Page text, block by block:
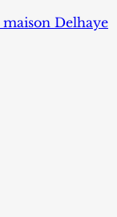
maison Delhaye